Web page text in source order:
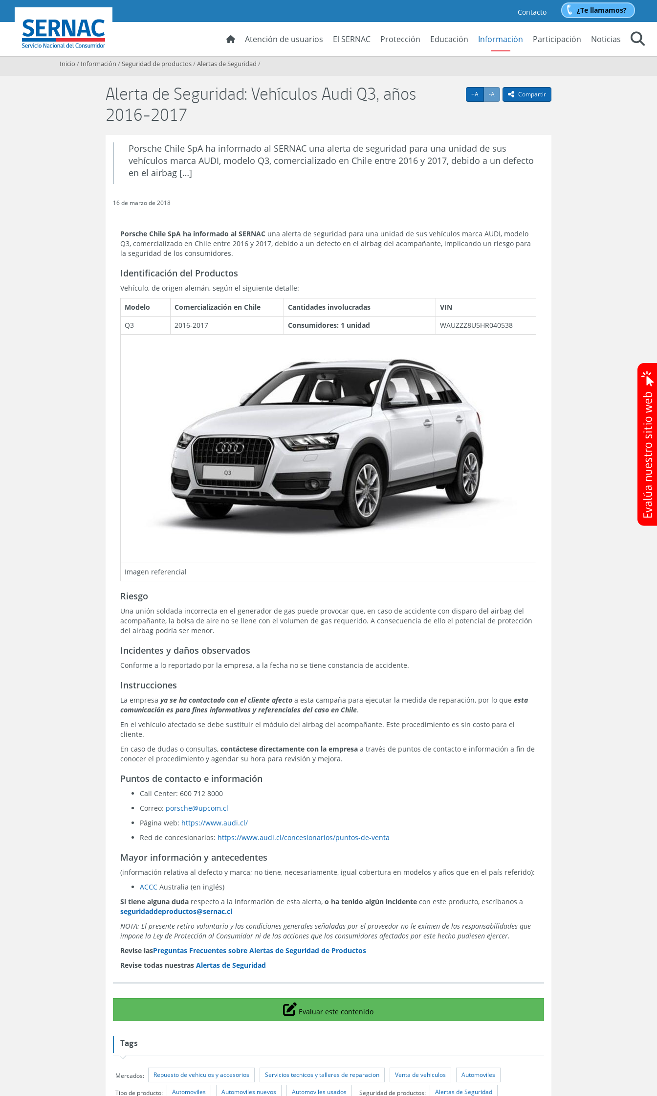
SERNAC
Contacto ¿Te llamamos?
Atención de usuarios El SERNAC Protección Educación Información Participación
Noticias
Inicio / Información /Seguridad de productos/Alertas de Seguridad /
+A Agrandar texto
-A Achicar textoicono compartir
Compartir
Alerta de Seguridad: Vehículos Audi Q3, años
2016-2017
Porsche Chile SpA ha informado al SERNAC una alerta de seguridad para una unidad de sus
vehículos marca AUDI, modelo Q3, comercializado en Chile entre 2016 y 2017, debido a un defecto
en el airbag […]
16 de marzo de 2018
Porsche Chile SpA ha informado al SERNAC una alerta de seguridad para una unidad de sus vehículos marca AUDI, modelo
Q3, comercializado en Chile entre 2016 y 2017, debido a un defecto en el airbag del acompañante, implicando un riesgo para
la seguridad de los consumidores.
Identificación del Productos
Vehículo, de origen alemán, según el siguiente detalle:
Modelo Comercialización en Chile Cantidades involucradas
VIN
Q3
2016-2017 Consumidores: 1 unidad WAUZZZ8U5HR040538
Imagen referencial
Riesgo
Una unión soldada incorrecta en el generador de gas puede provocar que, en caso de accidente con disparo del airbag del
acompañante, la bolsa de aire no se llene con el volumen de gas requerido. A consecuencia de ello el potencial de protección
del airbag podría ser menor.
Incidentes y daños observados
Conforme a lo reportado por la empresa, a la fecha no se tiene constancia de accidente.
Instrucciones
La empresaya se ha contactado con el cliente afecto a esta campaña para ejecutar la medida de reparación, por lo queesta
comunicación es para fines informativos y referenciales del caso en Chile.
En el vehículo afectado se debe sustituir el módulo del airbag del acompañante. Este procedimiento es sin costo para el
cliente.
En caso de dudas o consultas,contáctese directamente con la empresa a través de puntos de contacto e información a fin de
conocer el procedimiento y agendar su hora para revisión y mejora.
Puntos de contacto e información
Call Center: 600 712 8000
Correo: porsche@upcom.cl
Página web: https://www.audi.cl/
Red de concesionarios: https://www.audi.cl/concesionarios/puntos-de-venta
Mayor información y antecedentes
(información relativa al defecto y marca; no tiene, necesariamente, igual cobertura en modelos y años que en el país referido):
ACCC Australia (en inglés)
Si tiene alguna duda respecto a la información de esta alerta,o ha tenido algún incidente con este producto, escríbanos a
seguridaddeproductos@sernac.cl
NOTA: El presente retiro voluntario y las condiciones generales señaladas por el proveedor no le eximen de las responsabilidades que
impone la Ley de Protección al Consumidor ni de las acciones que los consumidores afectados por este hecho pudiesen ejercer.
Revise lasPreguntas Frecuentes sobre Alertas de Seguridad de Productos
Revise todas nuestrasAlertas de Seguridad
Icono
Evaluar este contenido
Tags
Mercados: Repuesto de vehiculos y accesorios Servicios tecnicos y talleres de reparacion Venta de vehiculos Automoviles
Tipo de producto: Automoviles Automoviles nuevos Automoviles usados Seguridad de productos: Alertas de Seguridad